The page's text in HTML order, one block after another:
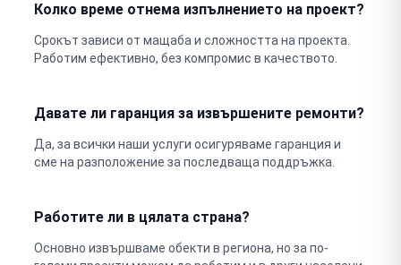
Колко време отнема изпълнението на проект?
Срокът зависи от мащаба и сложността на проекта.
Работим ефективно, без компромис в качеството.
Давате ли гаранция за извършените ремонти?
Да, за всички наши услуги осигуряваме гаранция и
сме на разположение за последваща поддръжка.
Работите ли в цялата страна?
Основно извършваме обекти в региона, но за по-